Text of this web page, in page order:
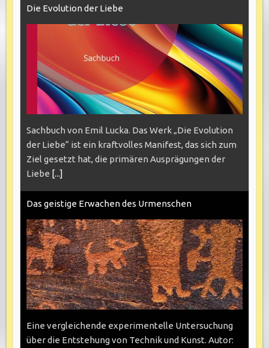
Die Evolution der Liebe
Sachbuch von Emil Lucka. Das Werk „Die Evolution
der Liebe“ ist ein kraftvolles Manifest, das sich zum
Ziel gesetzt hat, die primären Ausprägungen der
Liebe [...]
Das geistige Erwachen des Urmenschen
Eine vergleichende experimentelle Untersuchung
über die Entstehung von Technik und Kunst. Autor: